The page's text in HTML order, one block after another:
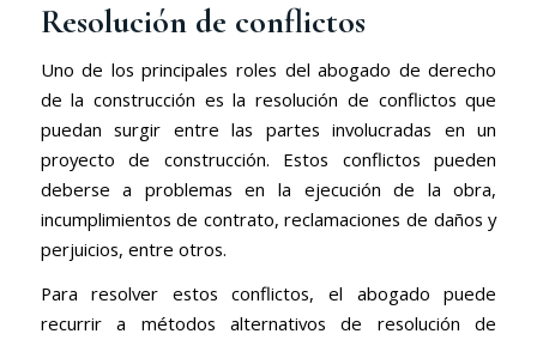
Resolución de conflictos
Uno de los principales roles del abogado de derecho
de la construcción es la resolución de conflictos que
puedan surgir entre las partes involucradas en un
proyecto de construcción. Estos conflictos pueden
deberse a problemas en la ejecución de la obra,
incumplimientos de contrato, reclamaciones de daños y
perjuicios, entre otros.
Para resolver estos conflictos, el abogado puede
recurrir a métodos alternativos de resolución de